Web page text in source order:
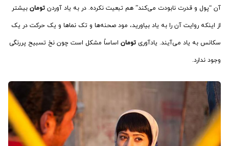
آن “پول و قدرت نابودت می‌کند” هم تبعیت نکرده. در به یاد آوردن تومان بیشتر
از اینکه روایت آن را به یاد بیاورید، مود صحنه‌ها و تک نماها و یک حرکت در یک
سکانس به یاد می‌آیند. یادآوری تومان اساساً مشکل است چون نخ تسبیح پررنگی
وجود ندارد.